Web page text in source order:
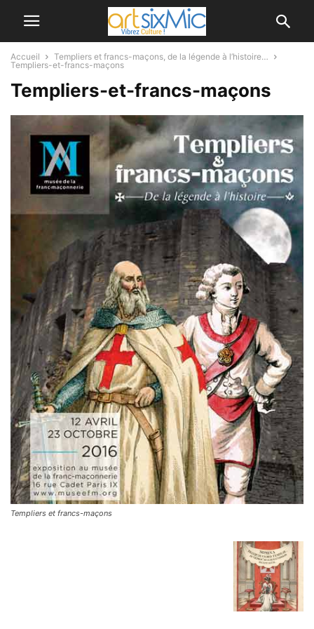
Accueil
Templiers et francs-maçons, de la légende à l’histoire…
Templiers-et-francs-maçons
Templiers-et-francs-maçons
Templiers et francs-maçons